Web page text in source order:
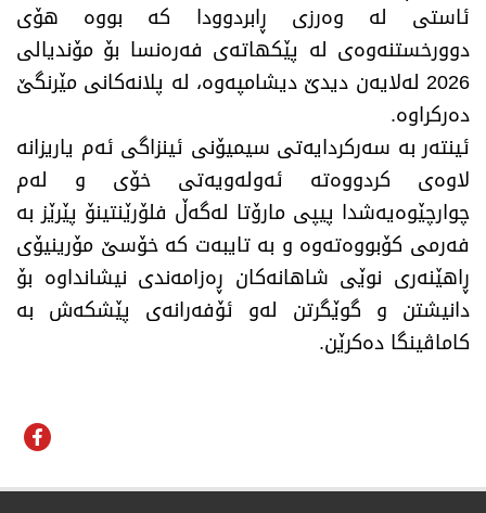
ئاستی لە وەرزی ڕابردوودا کە بووە هۆی
دوورخستنەوەی لە پێکهاتەی فەرەنسا بۆ مۆندیالی
2026 لەلایەن دیدێ دیشامپەوە، لە پلانەکانی مێرنگێ
دەرکراوە.
ئینتەر بە سەرکردایەتی سیمیۆنی ئینزاگی ئەم یاریزانە
لاوەی کردووەتە ئەولەویەتی خۆی و لەم
چوارچێوەیەشدا پیپی مارۆتا لەگەڵ فلۆرێنتینۆ پێرێز بە
فەرمی کۆبووەتەوە و بە تایبەت کە خۆسێ مۆرینیۆی
ڕاهێنەری نوێی شاهانەکان ڕەزامەندی نیشانداوە بۆ
دانیشتن و گوێگرتن لەو ئۆفەرانەی پێشکەش بە
کاماڤینگا دەکرێن.